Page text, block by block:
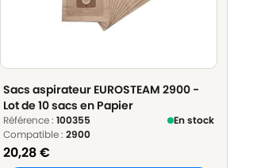
Sacs aspirateur EUROSTEAM 2900 -
Lot de 10 sacs en Papier
Référence :100355
En stock
Compatible :2900
20,28€